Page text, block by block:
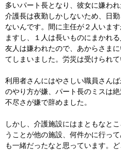
多いパート長となり、彼女に嫌わ
介護長は夜勤しかしないため、日
ないんです。間に主任が２人いま
ますし、１人は長いものにまかれる
友人は嫌われたので、あからさま
てしまいました。労災は受けられて
利用者さんにはやさしい職員さん
のやり方が嫌、パート長のミスは
不尽さが嫌で辞めました。
しかし、介護施設にはまともなと
うことが他の施設、何件かに行っ
も一緒だったなと思っています。